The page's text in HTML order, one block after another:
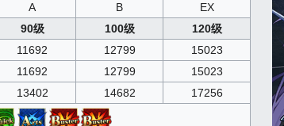
A B
EX
90级 100级
120级
11692 12799
15023
11692 12799
15023
13402 14682 17256